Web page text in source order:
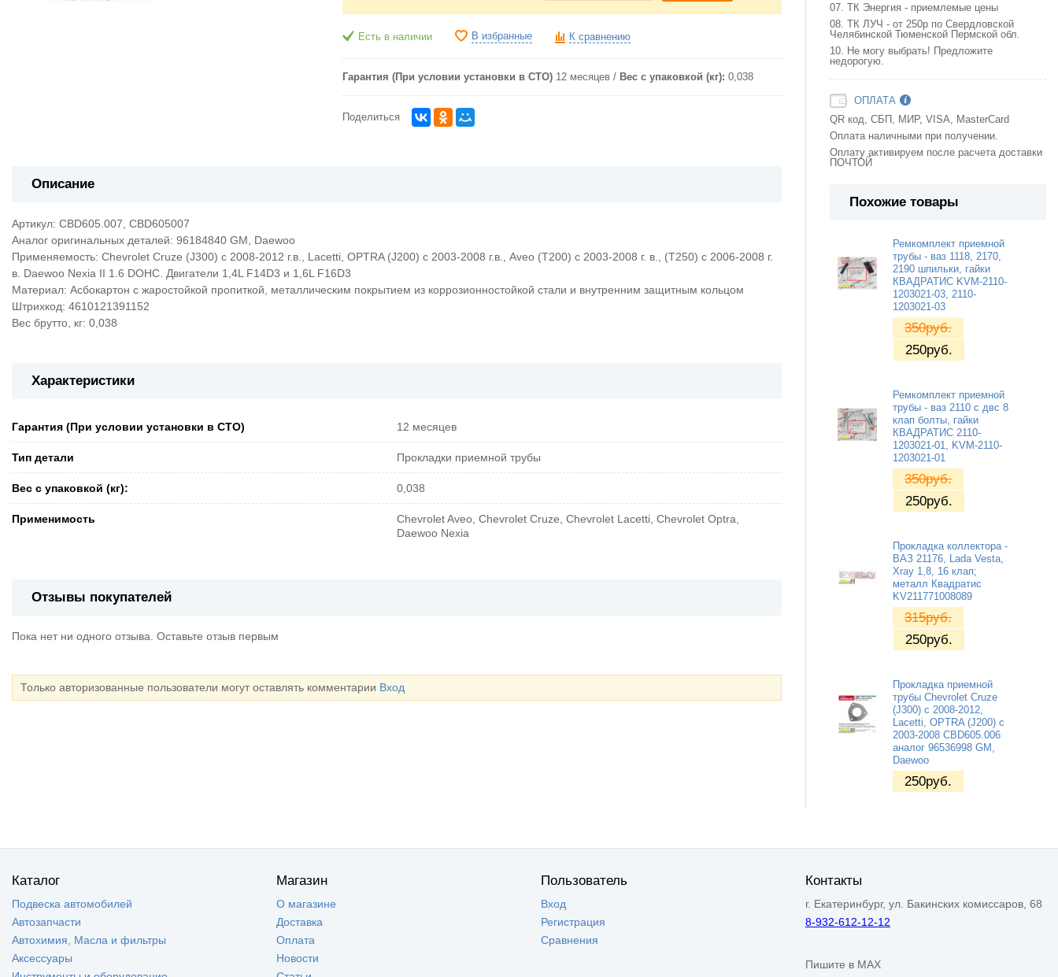
Есть в наличии В избранные К сравнению
Гарантия (При условии установки в СТО) 12 месяцев Вес с упаковкой (кг): 0,038
Поделиться
Описание
Артикул: CBD605.007, CBD605007
Аналог оригинальных деталей: 96184840 GM, Daewoo
Применяемость: Chevrolet Cruze (J300) с 2008-2012 г.в., Lacetti, OPTRA (J200) с 2003-2008 г.в., Aveo (T200) с 2003-2008 г. в., (T250) с 2006-2008 г.
в. Daewoo Nexia II 1.6 DOHC. Двигатели 1,4L F14D3 и 1,6L F16D3
Материал: Асбокартон с жаростойкой пропиткой, металлическим покрытием из коррозионностойкой стали и внутренним защитным кольцом
Штрихкод: 4610121391152
Вес брутто, кг: 0,038
Характеристики
Гарантия (При условии установки в СТО) 12 месяцев
Тип детали Прокладки приемной трубы
Вес с упаковкой (кг): 0,038
Применимость
Chevrolet Aveo, Chevrolet Cruze, Chevrolet Lacetti, Chevrolet Optra,
Daewoo Nexia
Отзывы покупателей
Пока нет ни одного отзыва. Оставьте отзыв первым
Только авторизованные пользователи могут оставлять комментарии Вход
07. ТК Энергия - приемлемые цены
08. ТК ЛУЧ - от 250р по Свердловской
Челябинской Тюменской Пермской обл.
10. Не могу выбрать! Предложите
недорогую.
ОПЛАТА
QR код, СБП, МИР, VISA, MasterCard
Оплата наличными при получении.
Оплату активируем после расчета доставки
ПОЧТОЙ
Похожие товары
Ремкомплект приемной
трубы - ваз 1118, 2170,
2190 шпильки, гайки
КВАДРАТИС KVM-2110-
1203021-03, 2110-
1203021-03
350руб.
250руб.
Ремкомплект приемной
трубы - ваз 2110 с двс 8
клап болты, гайки
КВАДРАТИС 2110-
1203021-01, KVM-2110-
1203021-01
350руб.
250руб.
Прокладка коллектора -
ВАЗ 21176, Lada Vesta,
Xray 1,8, 16 клап;
металл Квадратис
KV211771008089
315руб.
250руб.
Прокладка приемной
трубы Chevrolet Cruze
(J300) с 2008-2012,
Lacetti, OPTRA (J200) с
2003-2008 CBD605.006
аналог 96536998 GM,
Daewoo
250руб.
Каталог
Подвеска автомобилей
Автозапчасти
Автохимия, Масла и фильтры
Аксессуары
Магазин
О магазине
Доставка
Оплата
Новости
Пользователь
Вход
Регистрация
Сравнения
Контакты
г. Екатеринбург, ул. Бакинских комиссаров, 68
8-932-612-12-12
Пишите в MAX